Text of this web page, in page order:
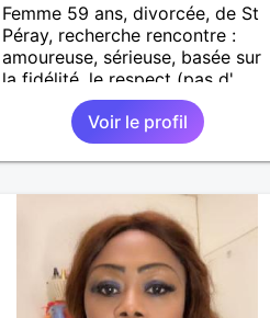
Femme 59 ans, divorcée, de St
Péray, recherche rencontre :
amoureuse, sérieuse, basée sur
la fidélité, le respect (pas d'
aventure d'un soir). Rien ne vaut
une rencontre après quelques
échanges par messages pour
savoir si il y a un feeling entre
Au plaisir de se découvrir...
Voir le profil